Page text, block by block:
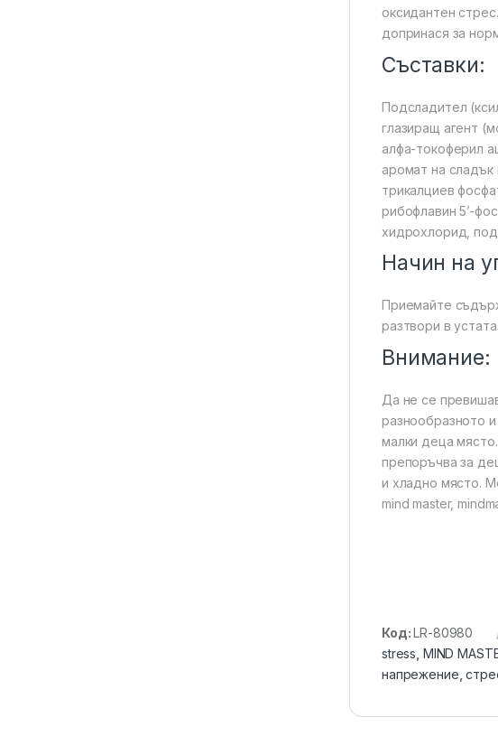
оксидантен
допринася за
Съставки:
Подсладител
глазиращ агент
алфа-токоферил
аромат на сладък
трикалциев
рибофлавин 5’-
хидрохлорид,
Начин на
Приемайте
разтвори в устата.
Внимание:
Да не се
разнообразното
малки деца
препоръчва за
и хладно място.
mind master,
Код:LR-80980
stress MIND
напрежение ,